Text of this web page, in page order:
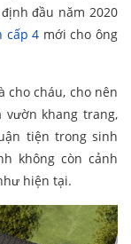
đầu năm 2020
cấp 4 mới cho ông
cho cháu, cho nên
khang trang,
tiện trong sinh
không còn cảnh
hiện tại.